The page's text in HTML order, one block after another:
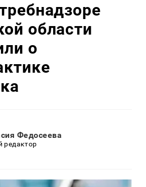
области
о
Федосеева
редактор